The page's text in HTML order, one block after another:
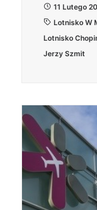
11 Lutego
Lotnisko W
Lotnisko
Jerzy Szmit